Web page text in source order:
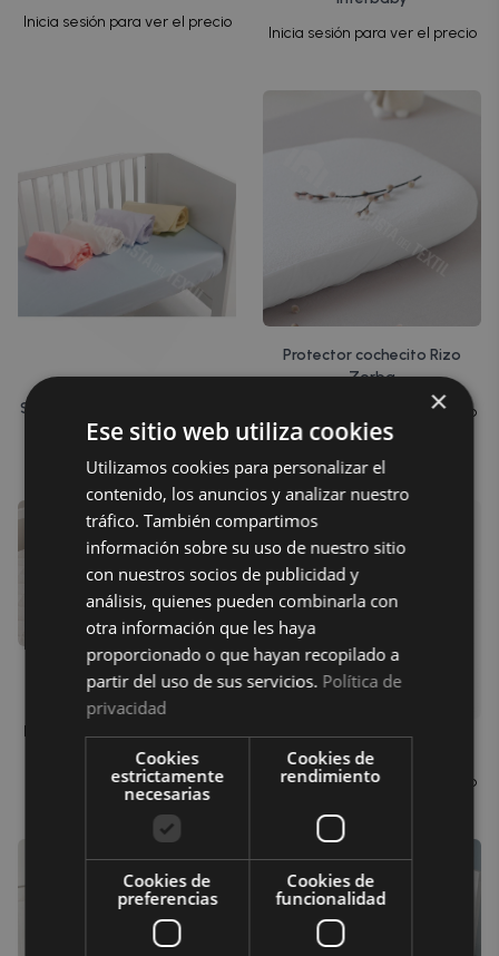
Inicia sesión para ver el precio
Inicia sesión para ver el precio
Sábana bajera 830 Interbaby
Inicia sesión para ver el precio
Protector cochecito Rizo
Zorba
Inicia sesión para ver el precio
Protector cuna acolchado
Zorba
Inicia sesión para ver el precio
Protector cuna rizo Zorba
Inicia sesión para ver el precio
×
Ese sitio web utiliza cookies
Utilizamos cookies para personalizar el
contenido, los anuncios y analizar nuestro
tráfico. También compartimos
información sobre su uso de nuestro sitio
con nuestros socios de publicidad y
análisis, quienes pueden combinarla con
otra información que les haya
proporcionado o que hayan recopilado a
partir del uso de sus servicios. Política de
privacidad
Cookies
estrictamente
necesarias
Cookies de
rendimiento
Cookies de
preferencias
Cookies de
funcionalidad